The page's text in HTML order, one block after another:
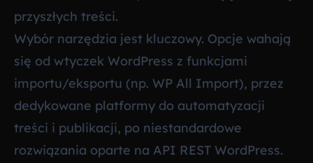
przyszłych treści.
Wybór narzędzia jest kluczowy. Opcje wahają
się od wtyczek WordPress z funkcjami
importu/eksportu (np. WP All Import), przez
dedykowane platformy do automatyzacji
treści i publikacji, po niestandardowe
rozwiązania oparte na API REST WordPress.